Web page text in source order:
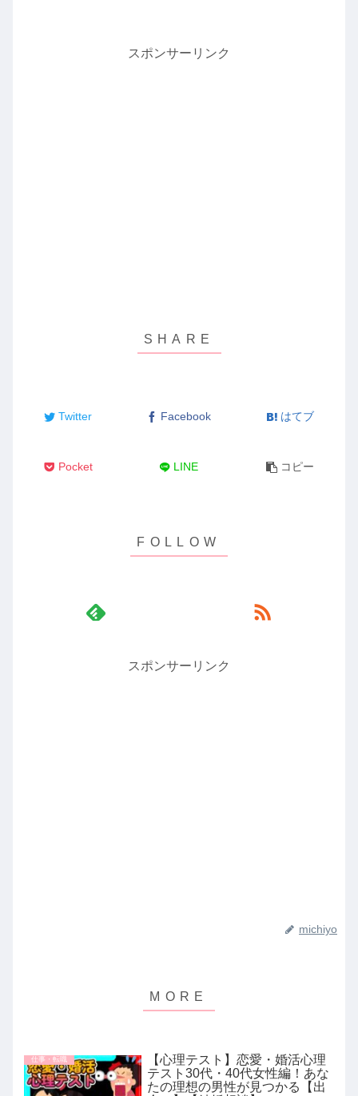
スポンサーリンク
Twitter Facebook はてブ
Pocket LINE コピー
スポンサーリンク
michiyo
仕事・転職
【心理テスト】恋愛・婚活心理
テスト30代・40代女性編！あな
たの理想の男性が見つかる【出